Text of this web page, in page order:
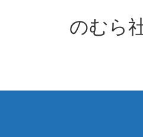
ス
ン
のむら